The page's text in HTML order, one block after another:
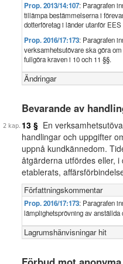
Prop. 2013/14:107: Paragrafen
tillämpa bestämmelserna i
dotterföretag i länder utanför
Prop. 2016/17:173: Paragrafen
verksamhetsutövare ska göra
fullgöra kraven i 10 och 11 §§.
Ändringar
Bevarande av
13 § En
handlingar och uppgifter
uppnå kundkännedom.
åtgärderna utfördes eller,
etablerats,
Författningskommentar
Prop. 2016/17:173: Paragrafen
lämplighetsprövning av anställda
Lagrumshänvisningar hit